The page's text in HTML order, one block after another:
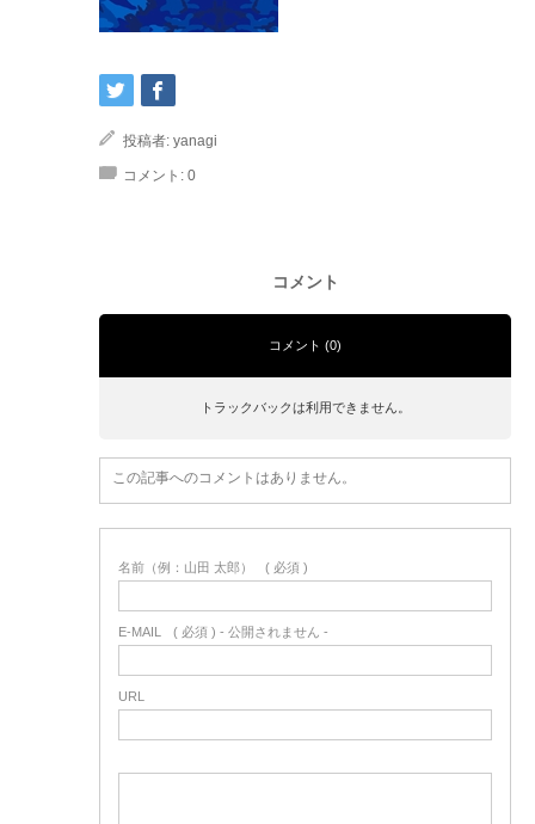
投稿者: yanagi
コメント: 0
コメント
コメント (0)
トラックバックは利用できません。
この記事へのコメントはありません。
名前（例：山田 太郎） ( 必須 )
E-MAIL ( 必須 ) - 公開されません -
URL